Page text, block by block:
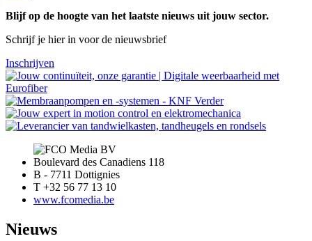
Blijf op de hoogte van het laatste nieuws uit jouw sector.
Schrijf je hier in voor de nieuwsbrief
Inschrijven
Boulevard des Canadiens 118
B - 7711 Dottignies
T +32 56 77 13 10
www.fcomedia.be
Nieuws